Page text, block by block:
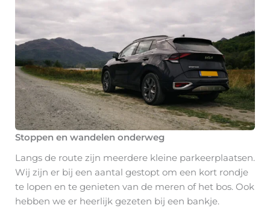
Stoppen en wandelen onderweg
Langs de route zijn meerdere kleine parkeerplaatsen.
Wij zijn er bij een aantal gestopt om een kort rondje
te lopen en te genieten van de meren of het bos. Ook
hebben we er heerlijk gezeten bij een bankje.